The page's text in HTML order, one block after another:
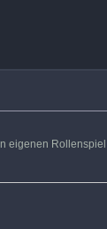
eigenen